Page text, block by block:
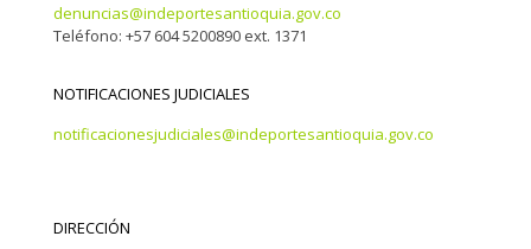
denuncias@indeportesantioquia.gov.co
Teléfono: +57 604 5200890 ext. 1371
NOTIFICACIONES JUDICIALES
notificacionesjudiciales@indeportesantioquia.gov.co
DIRECCIÓN